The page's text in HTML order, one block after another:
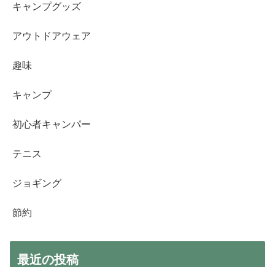
キャンプグッズ
アウトドアウェア
趣味
キャンプ
初心者キャンパー
テニス
ジョギング
節約
最近の投稿